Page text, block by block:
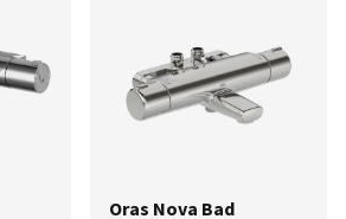
Oras Nova Bad